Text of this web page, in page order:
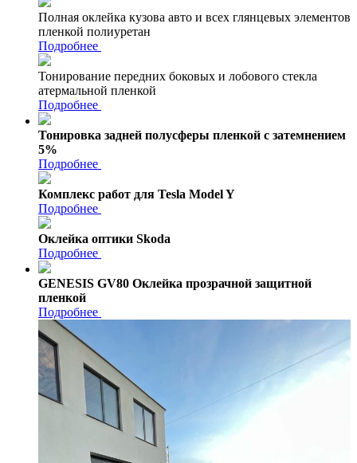
Полная оклейка кузова авто и всех глянцевых элементов
пленкой полиуретан
Подробнее
Тонирование передних боковых и лобового стекла
атермальной пленкой
Подробнее
Тонировка задней полусферы пленкой с затемнением
5%
Подробнее
Комплекс работ для Tesla Model Y
Подробнее
Оклейка оптики Skoda
Подробнее
GENESIS GV80 Оклейка прозрачной защитной
пленкой
Подробнее